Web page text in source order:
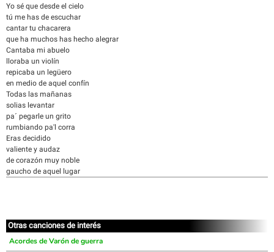
Yo sé que desde el cielo
tú me has de escuchar
cantar tu chacarera
que ha muchos has hecho alegrar
Cantaba mi abuelo
lloraba un violín
repicaba un legüero
en medio de aquel confín
Todas las mañanas
solias levantar
pa´ pegarle un grito
rumbiando pa'l corra
Eras decidido
valiente y audaz
de corazón muy noble
gaucho de aquel lugar
Otras canciones de interés
Acordes de Varón de guerra